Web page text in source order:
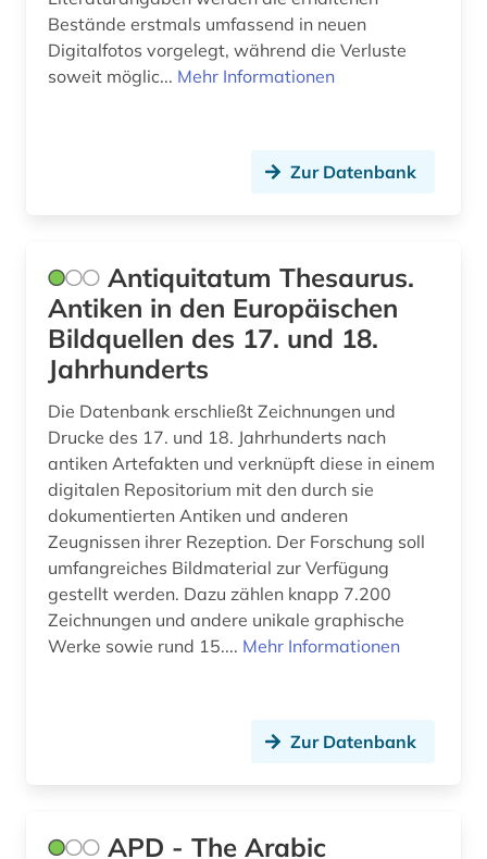
islamische kunst (2)
jordanien (1)
judaistik (1)
jüdische studien (1)
kabbalah (1)
kaiser (1)
kardinal (1)
kartographie (1)
kirchenrecht (1)
Bestände erstmals umfassend in neuen
Digitalfotos vorgelegt, während die Verluste
soweit möglic... Mehr Informationen
Zur Datenbank
Antiquitatum Thesaurus.
Antiken in den Europäischen
Bildquellen des 17. und 18.
Jahrhunderts
Die Datenbank erschließt Zeichnungen und
Drucke des 17. und 18. Jahrhunderts nach
antiken Artefakten und verknüpft diese in einem
digitalen Repositorium mit den durch sie
dokumentierten Antiken und anderen
Zeugnissen ihrer Rezeption. Der Forschung soll
umfangreiches Bildmaterial zur Verfügung
gestellt werden. Dazu zählen knapp 7.200
Zeichnungen und andere unikale graphische
Werke sowie rund 15.... Mehr Informationen
Zur Datenbank
APD - The Arabic